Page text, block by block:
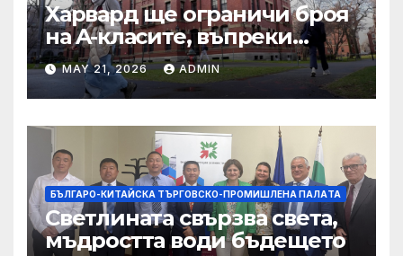
Харвард ще ограничи броя
на A-класите, въпреки
силната съпротива на
студентите
MAY 21, 2026 ADMIN
БЪЛГАРО-КИТАЙСКА ТЪРГОВСКО-ПРОМИШЛЕНА ПАЛAТА
Светлината свързва света,
мъдростта води бъдещето